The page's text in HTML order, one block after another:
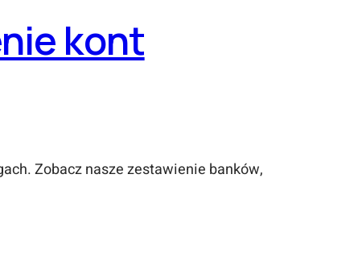
kont
Zobacz nasze zestawienie banków,